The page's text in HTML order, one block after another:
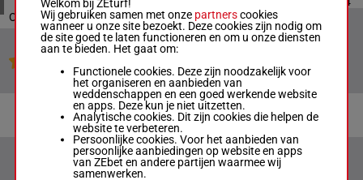
Officiële uitslag : 6 - 1 - 9 - 3 - 8 - 2 - 14
Wij gebruiken samen met onze partnerscookies
wanneer u onze site bezoekt. Deze cookies zijn nodig om
de site goed te laten functioneren en om u onze diensten
aan te bieden. Het gaat om:
Functionele cookies. Deze zijn noodzakelijk voor
het organiseren en aanbieden van
weddenschappen en een goed werkende website
en apps. Deze kun je niet uitzetten.
Analytische cookies. Dit zijn cookies die helpen de
website te verbeteren.
Persoonlijke cookies. Voor het aanbieden van
persoonlijke aanbiedingen op website en apps
van ZEbet en andere partijen waarmee wij
samenwerken.